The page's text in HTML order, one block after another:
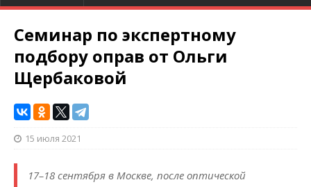
Семинар по экспертному
подбору оправ от Ольги
Щербаковой
15 июля 2021
17–18 сентября в Москве, после оптической